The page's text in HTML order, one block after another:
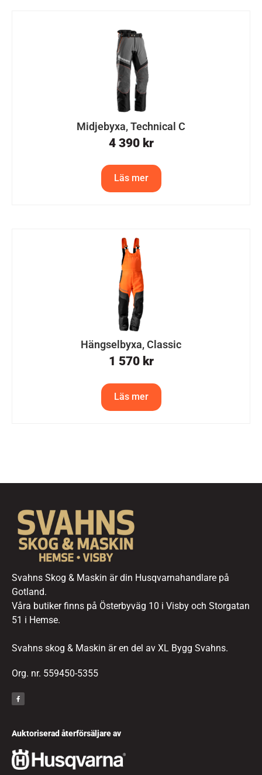
Midjebyxa, Technical C
4 390 kr
Läs mer
Hängselbyxa, Classic
1 570 kr
Läs mer
Svahns Skog & Maskin är din Husqvarnahandlare på
Gotland.
Våra butiker finns på Österbyväg 10 i Visby och Storgatan
51 i Hemse.
Svahns skog & Maskin är en del av XL Bygg Svahns.
Org. nr. 559450-5355
Auktoriserad återförsäljare av